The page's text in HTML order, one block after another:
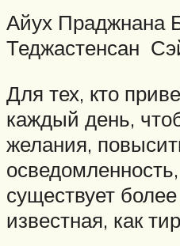
Айух Праджнана
Теджастенсан
Для тех, кто
каждый день,
желания,
существует
известная, как